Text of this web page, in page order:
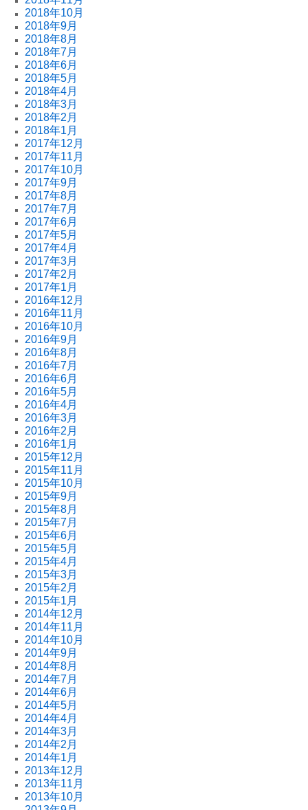
2018年10月
2018年9月
2018年8月
2018年7月
2018年6月
2018年5月
2018年4月
2018年3月
2018年2月
2018年1月
2017年12月
2017年11月
2017年10月
2017年9月
2017年8月
2017年7月
2017年6月
2017年5月
2017年4月
2017年3月
2017年2月
2017年1月
2016年12月
2016年11月
2016年10月
2016年9月
2016年8月
2016年7月
2016年6月
2016年5月
2016年4月
2016年3月
2016年2月
2016年1月
2015年12月
2015年11月
2015年10月
2015年9月
2015年8月
2015年7月
2015年6月
2015年5月
2015年4月
2015年3月
2015年2月
2015年1月
2014年12月
2014年11月
2014年10月
2014年9月
2014年8月
2014年7月
2014年6月
2014年5月
2014年4月
2014年3月
2014年2月
2014年1月
2013年12月
2013年11月
2013年10月